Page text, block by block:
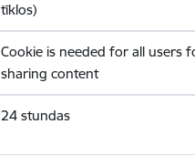
tīklos)
Cookie is needed for all users
sharing content
24 stundas